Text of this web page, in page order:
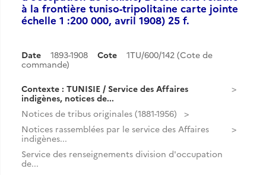
à la frontière tuniso-tripolitaine carte jointe
échelle 1 :200 000, avril 1908) 25 f.
Date 1893-1908 Cote
1TU/600/142 (Cote de
commande)
Contexte : TUNISIE / Service des Affaires
indigènes, notices de...
Notices de tribus originales (1881-1956)
Notices rassemblées par le service des Affaires
indigènes...
Service des renseignements division d'occupation
de...